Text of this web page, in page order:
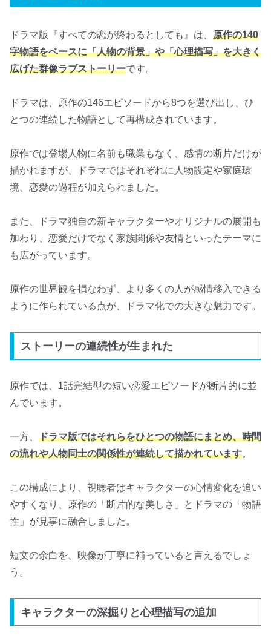
ドラマ版『すべての恋が終わるとしても』は、 原作の140
字物語をベースに「人物の背景」や「心理描写」を大きく
広げた群像ラブストーリーです。
ドラマは、原作の146エピソードから8つを選び出し、ひ
とつの連続した物語として再構成されています。
原作では登場人物に名前も職業もなく、感情の断片だけが
描かれますが、ドラマではそれぞれに人物設定や家庭環
境、恋愛の過程が加えられました。
また、ドラマ独自の新キャラクターやオリジナルの展開も
加わり、恋愛だけでなく家族関係や友情といったテーマに
も広がっています。
原作の世界観を損なわず、より多くの人が感情移入できる
ように作られている点が、ドラマ化での大きな魅力です。
ストーリーの連続性が生まれた
原作では、1話完結型の短い恋愛エピソードが断片的に並
んでいます。
一方、 ドラマ版ではそれらをひとつの物語にまとめ、時間
の流れや人物同士の関係性が連続して描かれています。
この構成により、視聴者はキャラクターの心情変化を追い
やすくなり、原作の「断片的な美しさ」とドラマの「物語
性」が見事に融合しました。
短文の余白を、映像が丁寧に補っていると言えるでしょ
う。
キャラクターの深掘りと心理描写の追加